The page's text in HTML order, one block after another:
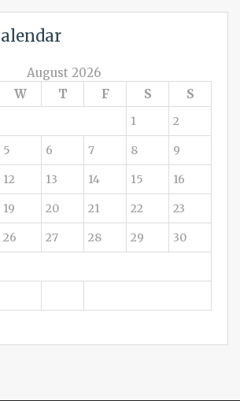
August 2026
W T F S S
1 2
5 6 7 8 9
12 13 14 15 16
19 20 21 22 23
26 27 28 29 30